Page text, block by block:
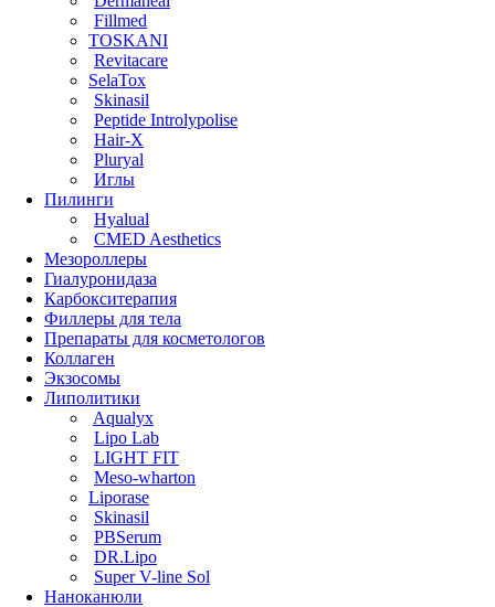
Fillmed
TOSKANI
Revitacare
SelaTox
Skinasil
Peptide Introlypolise
Hair-X
Pluryal
Иглы
Пилинги
Hyalual
CMED Aesthetics
Мезороллеры
Гиалуронидаза
Карбокситерапия
Филлеры для тела
Препараты для косметологов
Коллаген
Экзосомы
Липолитики
Aqualyx
Lipo Lab
LIGHT FIT
Meso-wharton
Liporase
Skinasil
PBSerum
DR.Lipo
Super V-line Sol
Наноканюли